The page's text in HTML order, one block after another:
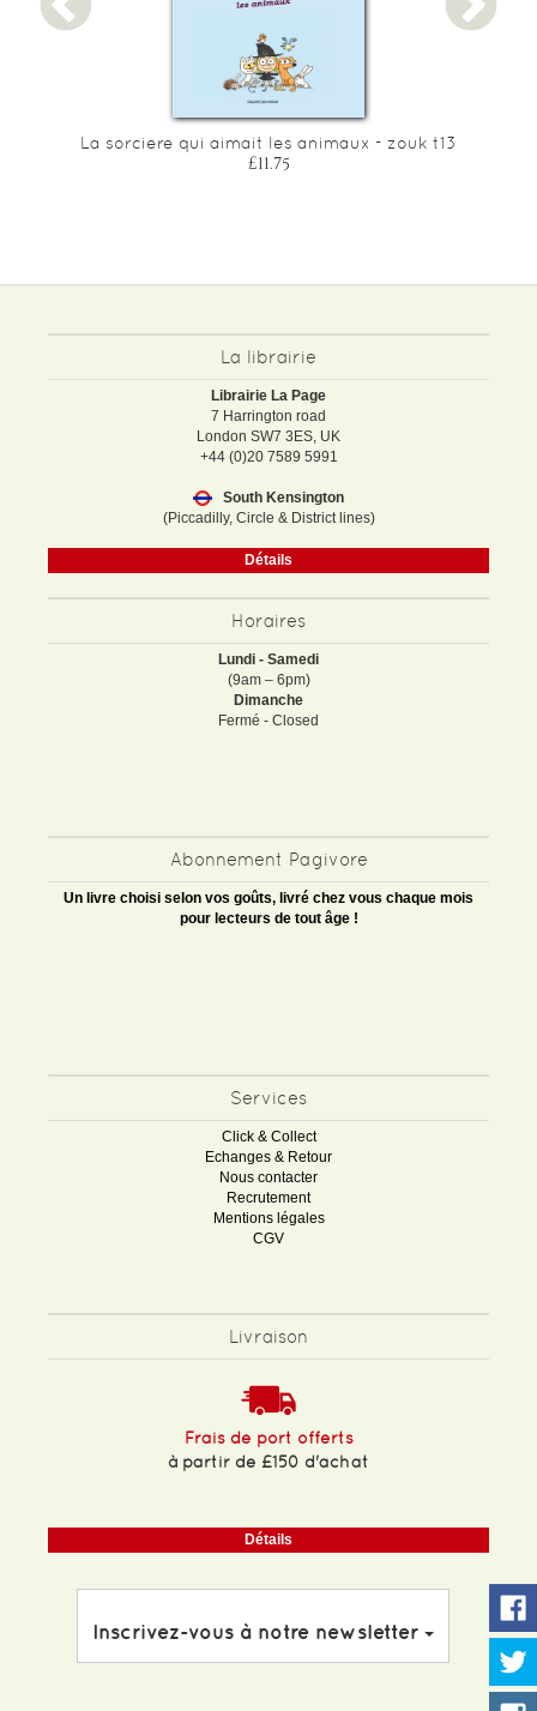
La sorciere qui aimait les animaux - zouk t13
£11.75
La librairie
Librairie La Page
7 Harrington road
London SW7 3ES, UK
+44 (0)20 7589 5991
South Kensington
(Piccadilly, Circle & District lines)
Détails
Horaires
Lundi - Samedi
(9am – 6pm)
Dimanche
Fermé - Closed
Abonnement Pagivore
Un livre choisi selon vos goûts, livré chez vous chaque mois
pour lecteurs de tout âge !
Services
Click & Collect
Echanges & Retour
Nous contacter
Recrutement
Mentions légales
CGV
Livraison
Frais de port offerts
à partir de £150 d'achat
Détails
Inscrivez-vous à notre newsletter